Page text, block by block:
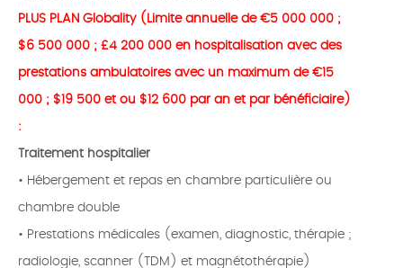
PLUS PLAN Globality (Limite annuelle de €5 000 000 ;
$6 500 000 ; £4 200 000 en hospitalisation avec des
prestations ambulatoires avec un maximum de €15
000 ; $19 500 et ou $12 600 par an et par bénéficiaire)
:
Traitement hospitalier
• Hébergement et repas en chambre particulière ou
chambre double
• Prestations médicales (examen, diagnostic, thérapie ;
radiologie, scanner (TDM) et magnétothérapie)